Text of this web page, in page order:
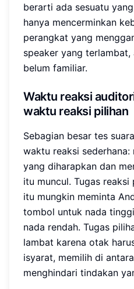
berarti ada sesuatu
hanya mencerminkan
perangkat yang
speaker yang
belum familiar.
Waktu reaksi
waktu reaksi pilihan
Sebagian besar tes
waktu reaksi sederhana:
yang diharapkan dan
itu muncul. Tugas
itu mungkin meminta
tombol untuk nada
nada rendah. Tugas
lambat karena otak
isyarat, memilih di
menghindari tindakan